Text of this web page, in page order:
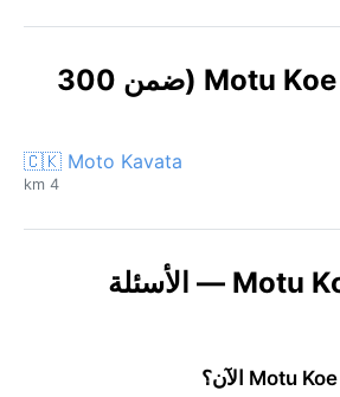
مدن قريبة من Motu Koe (ضمن 300
🇨🇰 Moto Kavata
4 km
الطقس في Motu Koe — الأسئلة